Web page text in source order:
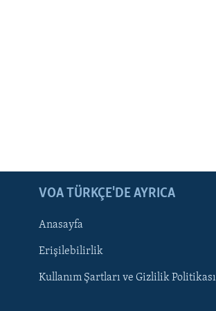
BIZI TAKIP EDIN
Diller
VOA TÜRKÇE'DE AYRICA
Anasayfa
Erişilebilirlik
Kullanım Şartları ve Gizlilik Politikası